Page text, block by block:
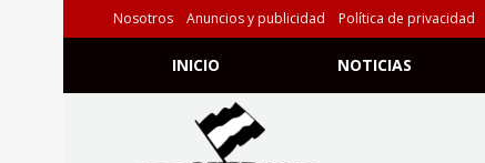
Nosotros Anuncios y publicidad Política de privacidad
INICIO NOTICIAS